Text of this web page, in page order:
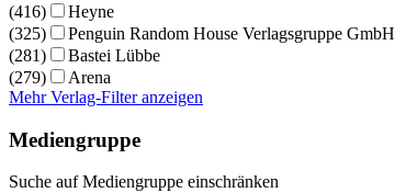
(416)
Heyne
(325)
Penguin Random House Verlagsgruppe GmbH
(281)
Bastei Lübbe
(279)
Arena
Mehr Verlag-Filter anzeigen
Mediengruppe
Suche auf Mediengruppe einschränken